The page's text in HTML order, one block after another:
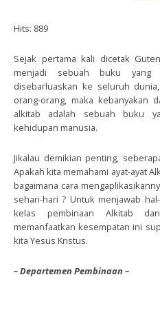
Hits: 889
Sejak pertama kali dicetak
menjadi sebuah buku yang
disebarluaskan ke seluruh
orang-orang, maka kebanyakan
alkitab adalah sebuah buku
kehidupan manusia.
Jikalau demikian penting,
Apakah kita memahami ayat-ayat
bagaimana cara
sehari-hari ? Untuk menjawab
kelas pembinaan Alkitab
memanfaatkan kesempatan ini
kita Yesus Kristus.
– Departemen Pembinaan –